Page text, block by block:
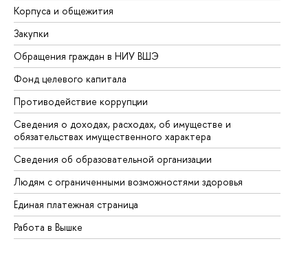
Корпуса и общежития
Закупки
Обращения граждан в НИУ ВШЭ
Фонд целевого капитала
Противодействие коррупции
Сведения о доходах, расходах, об имуществе и
обязательствах имущественного характера
Сведения об образовательной организации
Людям с ограниченными возможностями здоровья
Единая платежная страница
Работа в Вышке